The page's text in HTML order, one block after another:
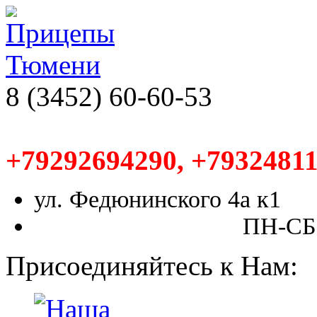
8 (3452) 60-60-53
+79292694290,
ул. Федюнинского 4а к1
ПН-СБ,
Присоединяйтесь к Нам: